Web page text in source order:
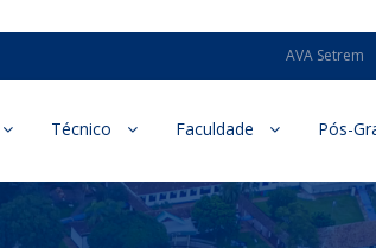
AVA Setrem
Técnico Faculdade Pós-